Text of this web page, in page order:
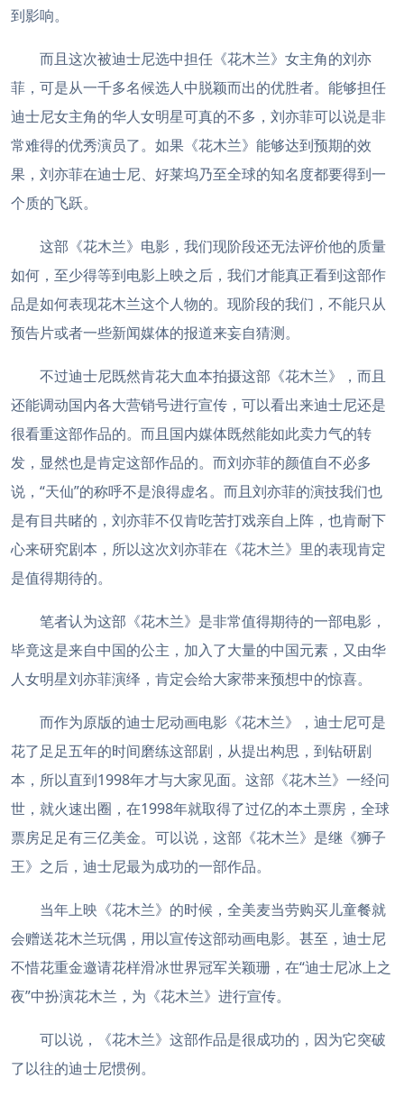
到影响。
而且这次被迪士尼选中担任《花木兰》女主角的刘亦
菲，可是从一千多名候选人中脱颖而出的优胜者。能够担任
迪士尼女主角的华人女明星可真的不多，刘亦菲可以说是非
常难得的优秀演员了。如果《花木兰》能够达到预期的效
果，刘亦菲在迪士尼、好莱坞乃至全球的知名度都要得到一
个质的飞跃。
这部《花木兰》电影，我们现阶段还无法评价他的质量
如何，至少得等到电影上映之后，我们才能真正看到这部作
品是如何表现花木兰这个人物的。现阶段的我们，不能只从
预告片或者一些新闻媒体的报道来妄自猜测。
不过迪士尼既然肯花大血本拍摄这部《花木兰》，而且
还能调动国内各大营销号进行宣传，可以看出来迪士尼还是
很看重这部作品的。而且国内媒体既然能如此卖力气的转
发，显然也是肯定这部作品的。而刘亦菲的颜值自不必多
说，“天仙”的称呼不是浪得虚名。而且刘亦菲的演技我们也
是有目共睹的，刘亦菲不仅肯吃苦打戏亲自上阵，也肯耐下
心来研究剧本，所以这次刘亦菲在《花木兰》里的表现肯定
是值得期待的。
笔者认为这部《花木兰》是非常值得期待的一部电影，
毕竟这是来自中国的公主，加入了大量的中国元素，又由华
人女明星刘亦菲演绎，肯定会给大家带来预想中的惊喜。
而作为原版的迪士尼动画电影《花木兰》，迪士尼可是
花了足足五年的时间磨练这部剧，从提出构思，到钻研剧
本，所以直到1998年才与大家见面。这部《花木兰》一经问
世，就火速出圈，在1998年就取得了过亿的本土票房，全球
票房足足有三亿美金。可以说，这部《花木兰》是继《狮子
王》之后，迪士尼最为成功的一部作品。
当年上映《花木兰》的时候，全美麦当劳购买儿童餐就
会赠送花木兰玩偶，用以宣传这部动画电影。甚至，迪士尼
不惜花重金邀请花样滑冰世界冠军关颖珊，在“迪士尼冰上之
夜”中扮演花木兰，为《花木兰》进行宣传。
可以说，《花木兰》这部作品是很成功的，因为它突破
了以往的迪士尼惯例。